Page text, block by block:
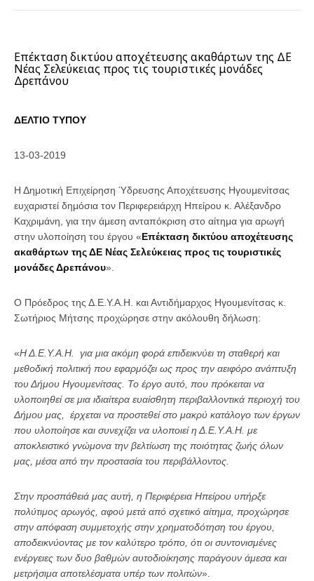
Επέκταση δικτύου αποχέτευσης ακαθάρτων της ΔΕ
Νέας Σελεύκειας προς τις τουριστικές μονάδες
Δρεπάνου
ΔΕΛΤΙΟ ΤΥΠΟΥ
13-03-2019
Η Δημοτική Επιχείρηση Ύδρευσης Αποχέτευσης Ηγουμενίτσας
ευχαριστεί δημόσια τον Περιφερειάρχη Ηπείρου κ. Αλέξανδρο
Καχριμάνη, για την άμεση ανταπόκριση στο αίτημα για αρωγή
στην υλοποίηση του έργου «Επέκταση δικτύου αποχέτευσης
ακαθάρτων της ΔΕ Νέας Σελεύκειας προς τις τουριστικές
μονάδες Δρεπάνου».
Ο Πρόεδρος της Δ.Ε.Υ.Α.Η. και Αντιδήμαρχος Ηγουμενίτσας κ.
Σωτήριος Μήτσης προχώρησε στην ακόλουθη δήλωση:
«Η Δ.Ε.Υ.Α.Η. για μια ακόμη φορά επιδεικνύει τη σταθερή και
μεθοδική πολιτική που εφαρμόζει ως προς την αειφόρο ανάπτυξη
του Δήμου Ηγουμενίτσας. Το έργο αυτό, που πρόκειται να
υλοποιηθεί σε μια ιδιαίτερα ευαίσθητη περιβαλλοντικά περιοχή του
Δήμου μας, έρχεται να προστεθεί στο μακρύ κατάλογο των έργων
που υλοποίησε και συνεχίζει να υλοποιεί η Δ.Ε.Υ.Α.Η. με
αποκλειστικό γνώμονα την βελτίωση της ποιότητας ζωής όλων
μας, μέσα από την προστασία του περιβάλλοντος.
Στην προσπάθειά μας αυτή, η Περιφέρεια Ηπείρου υπήρξε
πολύτιμος αρωγός, αφού μετά από σχετικό αίτημα, προχώρησε
στην απόφαση συμμετοχής στην χρηματοδότηση του έργου,
αποδεικνύοντας με τον καλύτερο τρόπο, ότι οι συντονισμένες
ενέργειες των δυο βαθμών αυτοδιοίκησης παράγουν άμεσα και
μετρήσιμα αποτελέσματα υπέρ των πολιτών».